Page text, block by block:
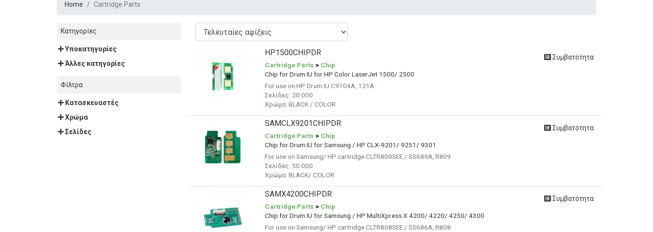
Home Cartridge Parts
Κατηγορίες
Υποκατηγορίες
Άλλες κατηγορίες
Φίλτρα
Κατασκευαστές
Χρώμα
Σελίδες
HP1500CHIPDR
Cartridge Parts > Chip
Chip for Drum IU for HP Color LaserJet 1500/ 2500
For use on HP Drum IU C9704A, 121A
Σελίδες: 20.000
Χρώμα: BLACK / COLOR
Συμβατότητα
SAMCLX9201CHIPDR
Cartridge Parts > Chip
Chip for Drum IU for Samsung / HP CLX-9201/ 9251/ 9301
For use on Samsung/ HP cartridge CLTR809SEE / SS689A, R809
Σελίδες: 50.000
Χρώμα: BLACK/ COLOR
Συμβατότητα
SAMX4200CHIPDR
Cartridge Parts > Chip
Chip for Drum IU for Samsung / HP MultiXpress X 4200/ 4220/ 4250/ 4300
For use on Samsung/ HP cartridge CLTR808SEE / SS686A, R808
Συμβατότητα